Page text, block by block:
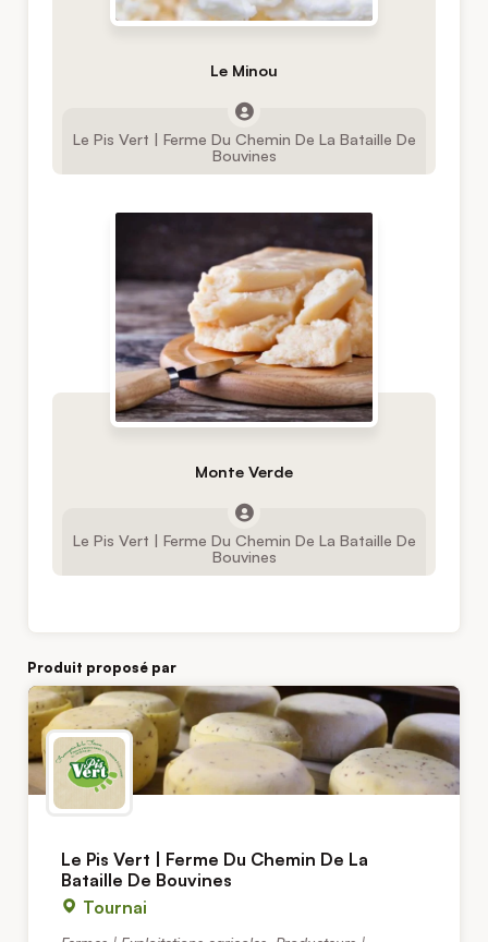
Le Minou
Le Pis Vert | Ferme Du Chemin De La Bataille De
Bouvines
Monte Verde
Le Pis Vert | Ferme Du Chemin De La Bataille De
Bouvines
Produit proposé par
Le Pis Vert | Ferme Du Chemin De La
Bataille De Bouvines
Tournai